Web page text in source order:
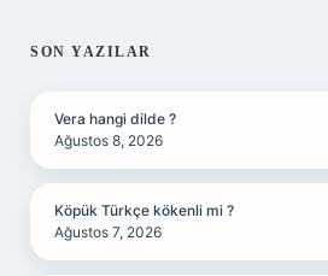
SON YAZILAR
Vera hangi dilde ?
Ağustos 8, 2026
Köpük Türkçe kökenli mi ?
Ağustos 7, 2026